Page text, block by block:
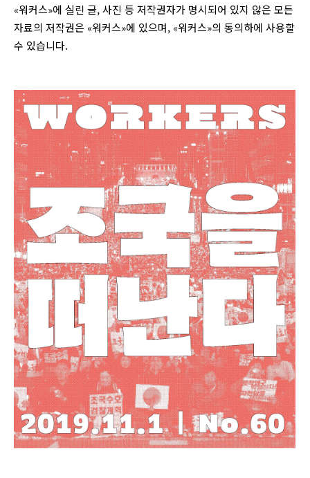
«워커스»에 실린 글, 사진 등 저작권자가 명시되어 있지 않은 모든
자료의 저작권은 «워커스»에 있으며, «워커스»의 동의하에 사용할
수 있습니다.